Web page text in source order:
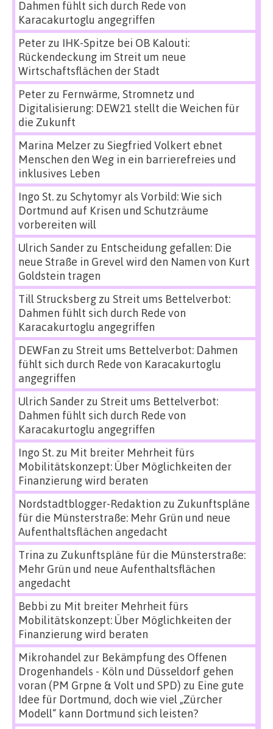
Dahmen fühlt sich durch Rede von
Karacakurtoglu angegriffen
Peterzu IHK-Spitze bei OB Kalouti:
Rückendeckung im Streit um neue
Wirtschaftsflächen der Stadt
Peterzu Fernwärme, Stromnetz und
Digitalisierung: DEW21 stellt die Weichen für
die Zukunft
Marina Melzerzu Siegfried Volkert ebnet
Menschen den Weg in ein barrierefreies und
inklusives Leben
Ingo St.zu Schytomyr als Vorbild: Wie sich
Dortmund auf Krisen und Schutzräume
vorbereiten will
Ulrich Sanderzu Entscheidung gefallen: Die
neue Straße in Grevel wird den Namen von Kurt
Goldstein tragen
Till Strucksbergzu Streit ums Bettelverbot:
Dahmen fühlt sich durch Rede von
Karacakurtoglu angegriffen
DEWFan zu Streit ums Bettelverbot: Dahmen
fühlt sich durch Rede von Karacakurtoglu
angegriffen
Ulrich Sanderzu Streit ums Bettelverbot:
Dahmen fühlt sich durch Rede von
Karacakurtoglu angegriffen
Ingo St.zu Mit breiter Mehrheit fürs
Mobilitätskonzept: Über Möglichkeiten der
Finanzierung wird beraten
Nordstadtblogger-Redaktion zu Zukunftspläne
für die Münsterstraße: Mehr Grün und neue
Aufenthaltsflächen angedacht
Trina zu Zukunftspläne für die Münsterstraße:
Mehr Grün und neue Aufenthaltsflächen
angedacht
Bebbi zu Mit breiter Mehrheit fürs
Mobilitätskonzept: Über Möglichkeiten der
Finanzierung wird beraten
Mikrohandel zur Bekämpfung des Offenen
Drogenhandels - Köln und Düsseldorf gehen
voran (PM Grpne & Volt und SPD) zu Eine gute
Idee für Dortmund, doch wie viel „Zürcher
Modell“ kann Dortmund sich leisten?